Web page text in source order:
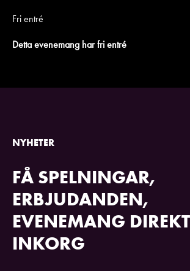
Fri entré
Detta evenemang har fri entré
NYHETER
FÅ SPELNINGAR,
ERBJUDANDEN,
EVENEMANG
INKORG